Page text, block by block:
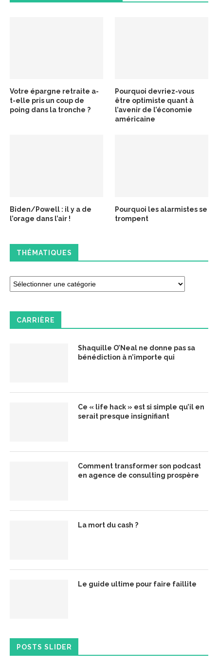
Votre épargne retraite a-
t-elle pris un coup de
poing dans la tronche ?
Pourquoi devriez-vous
être optimiste quant à
l’avenir de l’économie
américaine
Biden/Powell : il y a de
l’orage dans l’air !
Pourquoi les alarmistes se
trompent
THÉMATIQUES
CARRIÈRE
Shaquille O’Neal ne donne pas sa
bénédiction à n’importe qui
Ce « life hack » est si simple qu’il en
serait presque insignifiant
Comment transformer son podcast
en agence de consulting prospère
La mort du cash ?
Le guide ultime pour faire faillite
POSTS SLIDER